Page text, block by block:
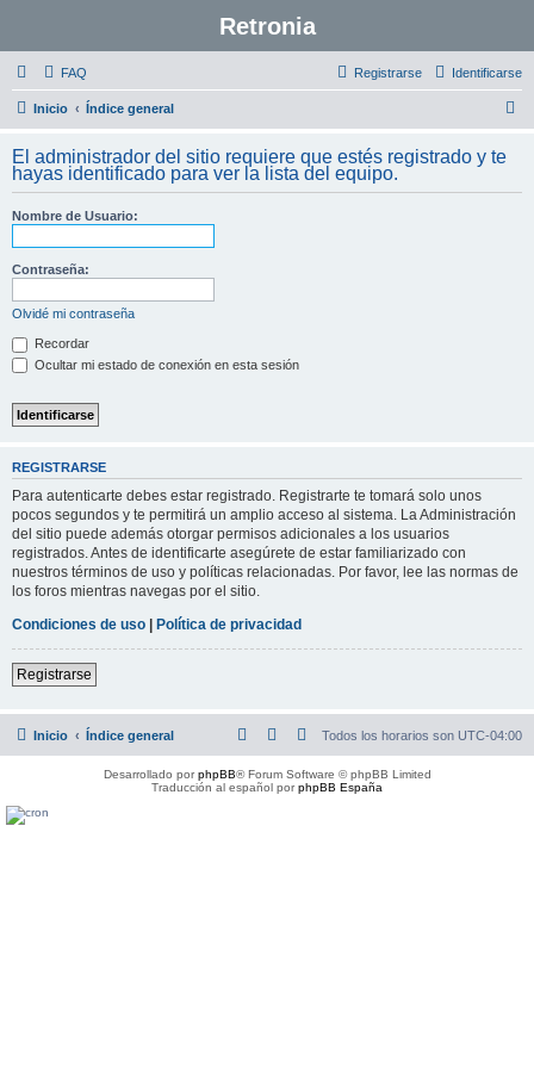
Retronia
FAQ Identificarse
Registrarse
Inicio Índice general
c
El administrador del sitio requiere que estés registrado y te
hayas identificado para ver la lista del equipo.
Nombre de Usuario:
Contraseña:
Olvidé mi contraseña
Recordar
Ocultar mi estado de conexión en esta sesión
REGISTRARSE
Para autenticarte debes estar registrado. Registrarte te tomará solo unos
pocos segundos y te permitirá un amplio acceso al sistema. La Administración
del sitio puede además otorgar permisos adicionales a los usuarios
registrados. Antes de identificarte asegúrete de estar familiarizado con
nuestros términos de uso y políticas relacionadas. Por favor, lee las normas de
los foros mientras navegas por el sitio.
Condiciones de uso | Política de privacidad
Registrarse
Inicio Índice general Todos los horarios son UTC-04:00
Desarrollado porphpBB® Forum Software © phpBB Limited
Traducción al español porphpBB España